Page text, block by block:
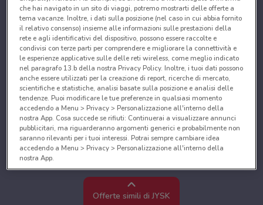
Offerte simili di JYSK
che hai navigato in un sito di viaggi, potremo mostrarti delle offerte a
tema vacanze. Inoltre, i dati sulla posizione (nel caso in cui abbia fornito
il relativo consenso) insieme alle informazioni sulle prestazioni della
rete e agli identificativi del dispositivo, possono essere raccolte e
condivisi con terze parti per comprendere e migliorare la connettività e
le esperienze applicative sulle delle reti wireless, come meglio indicato
nel paragrafo 13.b della nostra Privacy Policy. Inoltre, i tuoi dati possono
anche essere utilizzati per la creazione di report, ricerche di mercato,
scientifiche e statistiche, analisi basate sulla posizione e analisi delle
tendenze. Puoi modificare le tue preferenze in qualsiasi momento
accedendo a Menu > Privacy > Personalizzazione all'interno della
nostra App. Cosa succede se rifiuti: Continuerai a visualizzare annunci
pubblicitari, ma riguarderanno argomenti generici e probabilmente non
saranno rilevanti per i tuoi interessi. Potrai sempre cambiare idea
accedendo a Menu > Privacy > Personalizzazione all'interno della
nostra App.
Noi e i nostri partner trattiamo i dati per fornire:
Utilizzare dati di geolocalizzazione precisi. Scansione attiva delle
caratteristiche del dispositivo ai fini dell’identificazione. Archiviare